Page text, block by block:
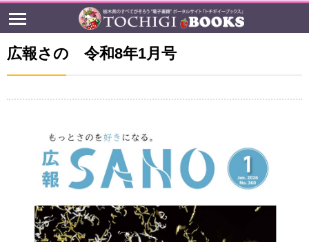
広報さの 令和8年1月号